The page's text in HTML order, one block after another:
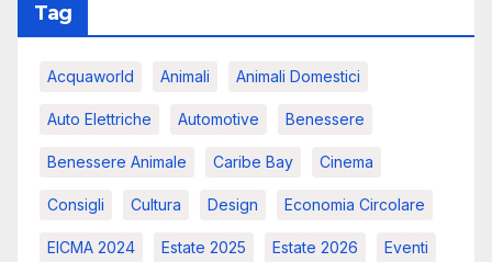
Tag
Acquaworld Animali Animali Domestici
Auto Elettriche Automotive Benessere
Benessere Animale Caribe Bay Cinema
Consigli Cultura Design Economia Circolare
EICMA 2024 Estate 2025 Estate 2026 Eventi